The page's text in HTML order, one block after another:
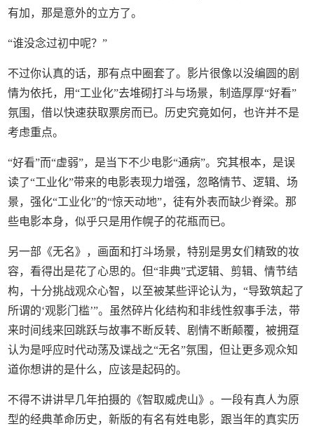
有加，那是意外的立方了。
“谁没念过初中呢？”
不过你认真的话，那有点中圈套了。影片很像以没编圆的剧
情为依托，用“工业化”去堆砌打斗与场景，制造厚厚“好看”
氛围，借以快速获取票房而已。历史究竟如何，也许并不是
考虑重点。
“好看”而“虚弱”，是当下不少电影“通病”。究其根本，是误
读了“工业化”带来的电影表现力增强，忽略情节、逻辑、场
景，强化“工业化”的“惊天动地”，徒有外表而缺少脊梁。那
些电影本身，似乎只是用作幌子的花瓶而已。
另一部《无名》，画面和打斗场景，特别是男女们精致的妆
容，看得出是花了心思的。但“非典”式逻辑、剪辑、情节结
构，十分挑战观众心智，以至被某些评论认为，“导致筑起了
所谓的‘观影门槛’”。虽然碎片化结构和非线性叙事手法，带
来时间线来回跳跃与故事不断反转、剧情不断颠覆，被拥趸
认为是呼应时代动荡及谍战之“无名”氛围，但让更多观众知
道你想讲的是什么，应该是起码的。
不得不讲讲早几年拍摄的《智取威虎山》。一段有真人为原
型的经典革命历史，新版的有名有姓电影，跟当年的真实历